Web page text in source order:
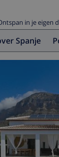
in je eigen
Spanje